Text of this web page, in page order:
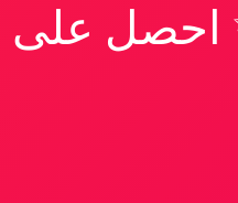
احصل على